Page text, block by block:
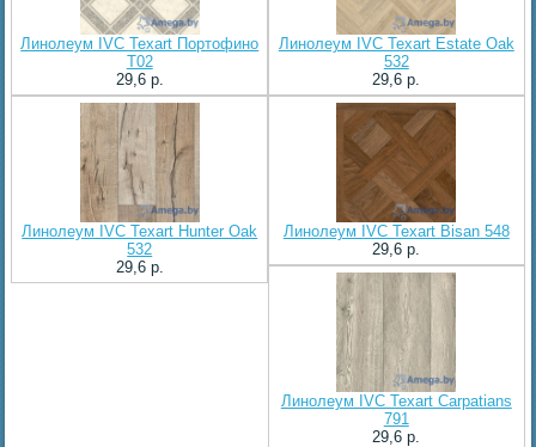
Линолеум IVC Texart Портофино
Т02
29,6 p.
Линолеум IVC Texart Estate Oak
532
29,6 p.
Линолеум IVC Texart Hunter Oak
532
29,6 p.
Линолеум IVC Texart Bisan 548
29,6 p.
Линолеум IVC Texart Carpatians
791
29,6 p.